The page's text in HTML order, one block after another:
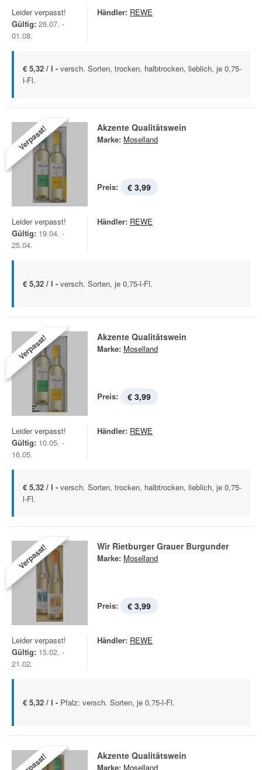
Leider verpasst!
Gültig: 26.07. -
01.08.
Händler: REWE
€ 5,32 / l - versch. Sorten, trocken, halbtrocken, lieblich, je 0,75-
l-Fl.
Verpasst! Akzente Qualitätswein
Marke: Moselland
Preis: € 3,99
Leider verpasst!
Gültig: 19.04. -
25.04.
Händler: REWE
€ 5,32 / l - versch. Sorten, je 0,75-l-Fl.
Verpasst! Akzente Qualitätswein
Marke: Moselland
Preis: € 3,99
Leider verpasst!
Gültig: 10.05. -
16.05.
Händler: REWE
€ 5,32 / l - versch. Sorten, trocken, halbtrocken, lieblich, je 0,75-
l-Fl.
Verpasst! Wir Rietburger Grauer Burgunder
Marke: Moselland
Preis: € 3,99
Leider verpasst!
Gültig: 15.02. -
21.02.
Händler: REWE
€ 5,32 / l - Pfalz: versch. Sorten, je 0,75-l-Fl.
Akzente Qualitätswein
Marke: Moselland